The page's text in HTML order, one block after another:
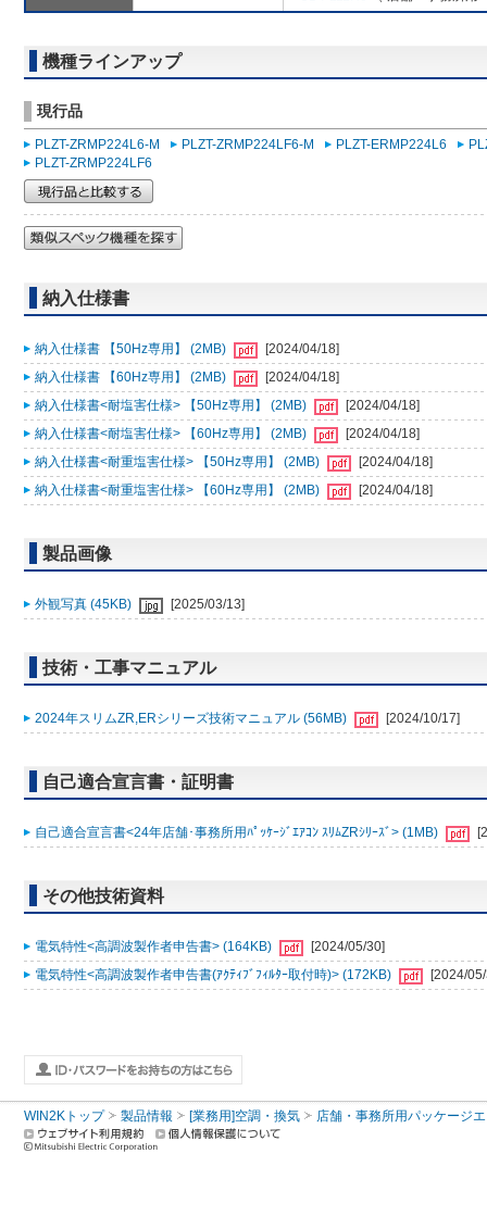
機種ラインアップ
現行品
PLZT-ZRMP224L6-M PLZT-ZRMP224LF6-M PLZT-ERMP224L6
PLZT-ZRMP224LF6
納入仕様書
納入仕様書 【50Hz専用】 (2MB)
[2024/04/18]
納入仕様書 【60Hz専用】 (2MB)
[2024/04/18]
納入仕様書<耐塩害仕様> 【50Hz専用】 (2MB)
[2024/04/18]
納入仕様書<耐塩害仕様> 【60Hz専用】 (2MB)
[2024/04/18]
納入仕様書<耐重塩害仕様> 【50Hz専用】 (2MB)
[2024/04/18]
納入仕様書<耐重塩害仕様> 【60Hz専用】 (2MB)
[2024/04/18]
製品画像
外観写真 (45KB) [2025/03/13]
技術・工事マニュアル
2024年スリムZR,ERシリーズ技術マニュアル (56MB) [2024/10/17]
自己適合宣言書・証明書
自己適合宣言書<24年店舗･事務所用ﾊﾟｯｹｰｼﾞｴｱｺﾝ ｽﾘﾑZRｼﾘｰｽﾞ> (1MB)
その他技術資料
電気特性<高調波製作者申告書> (164KB)
[2024/05/30]
電気特性<高調波製作者申告書(ｱｸﾃｨﾌﾞﾌｨﾙﾀｰ取付時)> (172KB)
[2024/
WIN2Kトップ 製品情報 [業務用]空調・換気 店舗・事務所用パッケージ